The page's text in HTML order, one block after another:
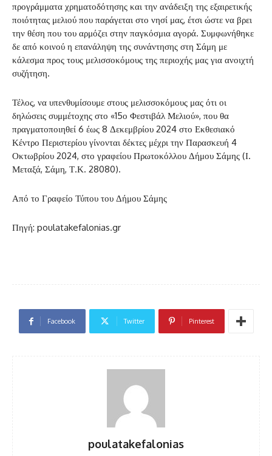
προγράμματα χρηματοδότησης και την ανάδειξη της εξαιρετικής
ποιότητας μελιού που παράγεται στο νησί μας, έτσι ώστε να βρει
την θέση που του αρμόζει στην παγκόσμια αγορά. Συμφωνήθηκε
δε από κοινού η επανάληψη της συνάντησης στη Σάμη με
κάλεσμα προς τους μελισσοκόμους της περιοχής μας για ανοιχτή
συζήτηση.
Τέλος, να υπενθυμίσουμε στους μελισσοκόμους μας ότι οι
δηλώσεις συμμέτοχης στο «15ο Φεστιβάλ Μελιού», που θα
πραγματοποιηθεί 6 έως 8 Δεκεμβρίου 2024 στο Εκθεσιακό
Κέντρο Περιστερίου γίνονται δέκτες μέχρι την Παρασκευή 4
Οκτωβρίου 2024, στο γραφείου Πρωτοκόλλου Δήμου Σάμης (Ι.
Μεταξά, Σάμη, Τ.Κ. 28080).
Από το Γραφείο Τύπου του Δήμου Σάμης
Πηγή: poulatakefalonias.gr
Facebook Twitter Pinterest
poulatakefalonias